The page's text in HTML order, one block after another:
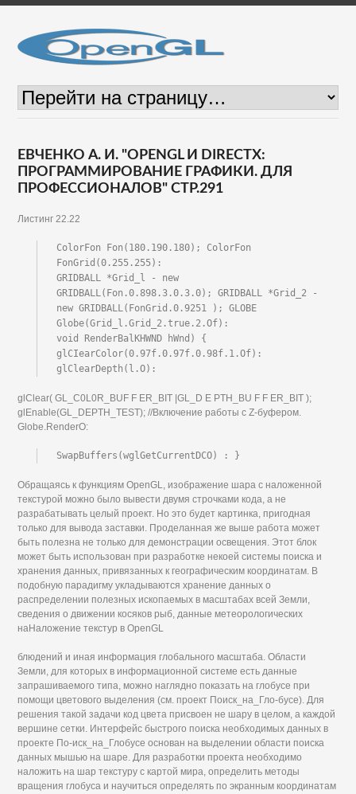
ЕВЧЕНКО А. И. "OPENGL И DIRECTX:
ПРОГРАММИРОВАНИЕ ГРАФИКИ. ДЛЯ
ПРОФЕССИОНАЛОВ" СТР.291
Листинг 22.22
ColorFon Fon(180.190.180); ColorFon
FonGrid(0.255.255):
GRIDBALL *Grid_l - new
GRIDBALL(Fon.0.898.3.0.3.0); GRIDBALL *Grid_2 -
new GRIDBALL(FonGrid.0.9251 ); GLOBE
Globe(Grid_l.Grid_2.true.2.Of):
void RenderBalKHWND hWnd) {
glCIearColor(0.97f.0.97f.0.98f.1.Of):
glClearDepth(l.O):
glClear( GL_C0L0R_BUF F ER_BIT |GL_D E PTH_BU F F ER_BIT );
glEnable(GL_DEPTH_TEST); //Включение работы с Z-буфером.
Globe.RenderO:
SwapBuffers(wglGetCurrentDCO) : }
Обращаясь к функциям OpenGL, изображение шара с наложенной
текстурой можно было вывести двумя строчками кода, а не
разрабатывать целый проект. Но это будет картинка, пригодная
только для вывода заставки. Проделанная же выше работа может
быть полезна не только для демонстрации освещения. Этот блок
может быть использован при разработке некоей системы поиска и
хранения данных, привязанных к географическим координатам. В
подобную парадигму укладываются хранение данных о
распределении полезных ископаемых в масштабах всей Земли,
сведения о движении косяков рыб, данные метеорологических
наНаложение текстур в OpenGL
блюдений и иная информация глобального масштаба. Области
Земли, для которых в информационной системе есть данные
запрашиваемого типа, можно наглядно показать на глобусе при
помощи цветового выделения (см. проект Поиск_на_Гло-бусе). Для
решения такой задачи код цвета присвоен не шару в целом, а каждой
вершине сетки. Интерфейс быстрого поиска необходимых данных в
проекте По-иск_на_Глобусе основан на выделении области поиска
данных мышью на шаре. Для разработки проекта необходимо
наложить на шар текстуру с картой мира, определить методы
вращения глобуса и научиться определять по экранным координатам